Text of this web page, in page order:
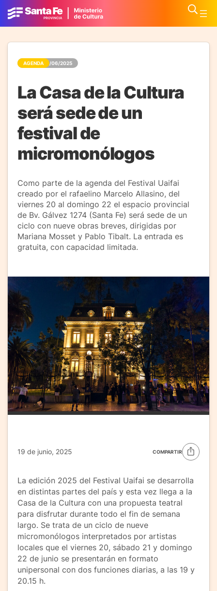
AGENDA 19/06/2025
La Casa de la Cultura
será sede de un
festival de
micromonólogos
Como parte de la agenda del Festival Uaifai
creado por el rafaelino Marcelo Allasino, del
viernes 20 al domingo 22 el espacio provincial
de Bv. Gálvez 1274 (Santa Fe) será sede de un
ciclo con nueve obras breves, dirigidas por
Mariana Mosset y Pablo Tibalt. La entrada es
gratuita, con capacidad limitada.
19 de junio, 2025 COMPARTIR
La edición 2025 del Festival Uaifai se desarrolla
en distintas partes del país y esta vez llega a la
Casa de la Cultura con una propuesta teatral
para disfrutar durante todo el fin de semana
largo. Se trata de un ciclo de nueve
micromonólogos interpretados por artistas
locales que el viernes 20, sábado 21 y domingo
22 de junio se presentarán en formato
unipersonal con dos funciones diarias, a las 19 y
20.15 h.